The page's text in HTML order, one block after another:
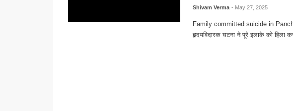
Shivam Verma - May 27, 2025
Family committed suicide in
हृदयविदारक घटना ने पूरे इलाके को हिला